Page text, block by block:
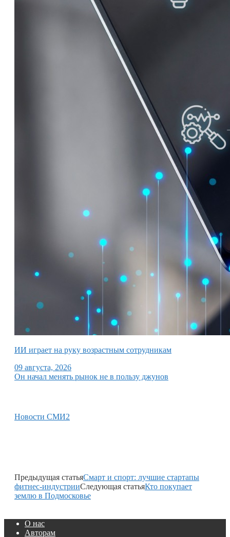
ИИ играет на руку возрастным сотрудникам
09 августа, 2026
Он начал менять рынок не в пользу джунов
Новости СМИ2
Предыдущая статьяСмарт и спорт: лучшие стартапы
фитнес-индустрииСледующая статьяКто покупает
землю в Подмосковье
О нас
Авторам